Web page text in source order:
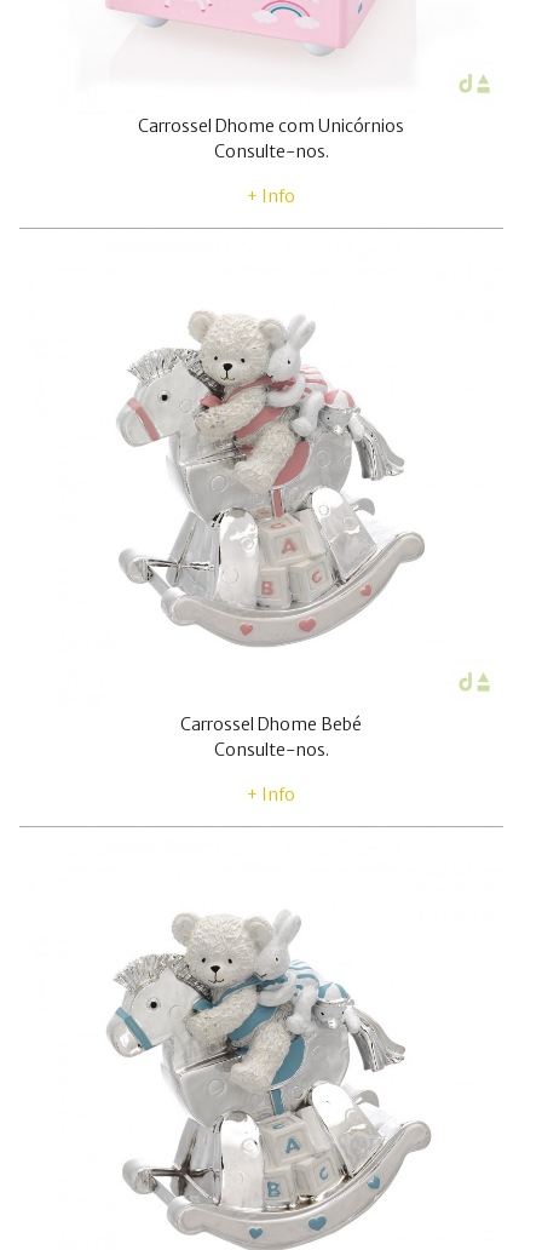
Carrossel Dhome com Unicórnios
Consulte-nos.
+ Info
Carrossel Dhome Bebé
Consulte-nos.
+ Info